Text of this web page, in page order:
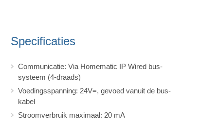
Specificaties
Communicatie: Via Homematic IP Wired bus-
systeem (4-draads)
Voedingsspanning: 24V=, gevoed vanuit de bus-
kabel
Stroomverbruik maximaal: 20 mA